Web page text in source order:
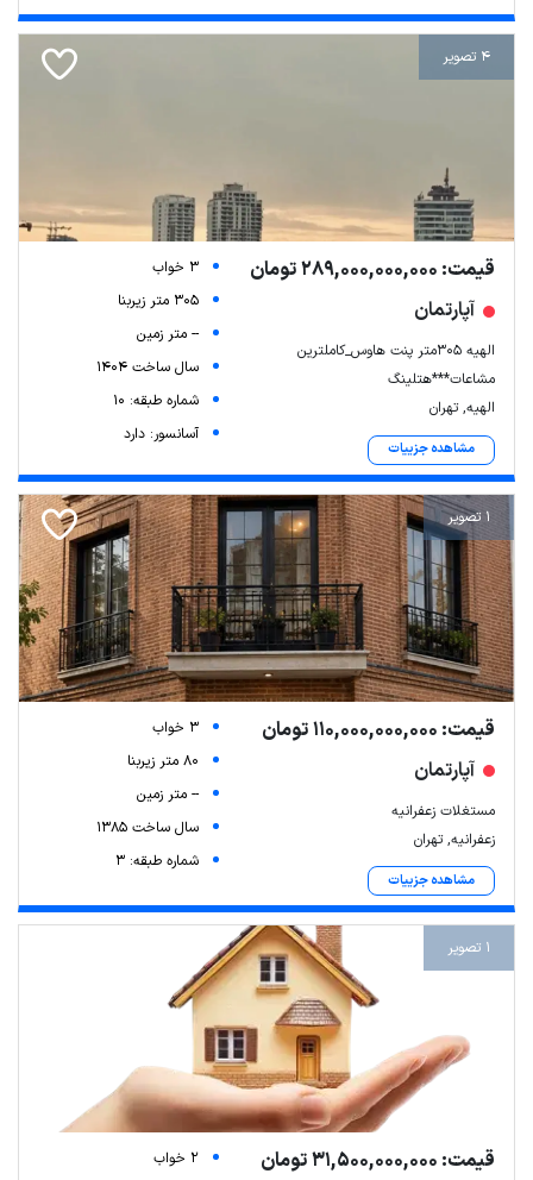
4 تصویر
قیمت: 289,000,000,000 تومان
آپارتمان
الهیه ۳۰۵متر پنت هاوس_کاملترین
مشاعات***هتلینگ
الهیه, تهران
مشاهده جزییات
3 خواب
305 متر زیربنا
-- متر زمین
سال ساخت 1404
شماره طبقه: 10
آسانسور: دارد
1 تصویر
قیمت: 110,000,000,000 تومان
آپارتمان
مستغلات زعفرانیه
زعفرانیه, تهران
مشاهده جزییات
3 خواب
80 متر زیربنا
-- متر زمین
سال ساخت 1385
شماره طبقه: 3
1 تصویر
قیمت: 31,500,000,000 تومان
2 خواب